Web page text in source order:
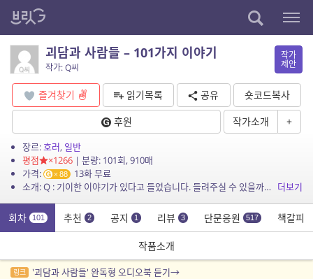
괴담과 사람들 – 101가지 이야기
작가: Q씨
작가
제안
즐겨찾기 읽기목록 공유
숏코드복사
후원
작가소개 +
장르:호러, 일반
평점
×1266| 분량: 101회, 910매
가격:
88
13화 무료
소개: Q : 기이한 이야기가 있다고 들었습니다. 들려주실 수 있을까요? 더보기
회차 101 추천 2 공지 1 리뷰 3 단문응원 517 책갈피
작품소개
링크 '괴담과 사람들' 완독형 오디오북 듣기→